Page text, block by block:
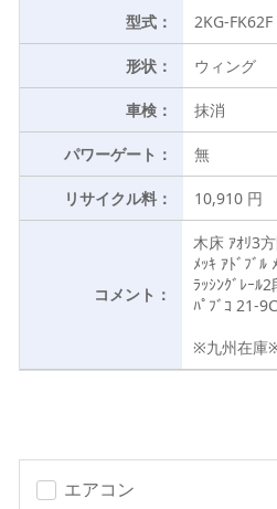
型式： 2KG-FK62F
形状： ウィング
車検： 抹消
パワーゲート： 無
リサイクル料： 10,910 円
コメント：
木床 ｱｵﾘ3
ﾒｯｷ ｱﾄﾞﾌﾞﾙ
ﾗｯｼﾝｸﾞﾚｰﾙ
ﾊﾟﾌﾞｺ 21-
※九州在庫
エアコン